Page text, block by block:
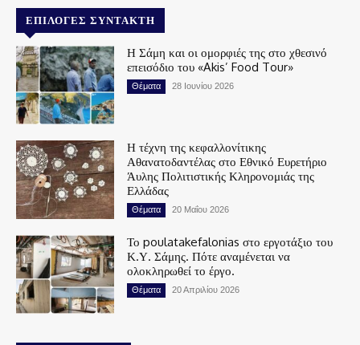
ΕΠΙΛΟΓΈΣ ΣΥΝΤΆΚΤΗ
Η Σάμη και οι ομορφιές της στο χθεσινό
επεισόδιο του «Akis’ Food Tour»
Θέματα 28 Ιουνίου 2026
Η τέχνη της κεφαλλονίτικης
Αθανατοδαντέλας στο Εθνικό Ευρετήριο
Άυλης Πολιτιστικής Κληρονομιάς της
Ελλάδας
Θέματα 20 Μαΐου 2026
Το poulatakefalonias στο εργοτάξιο του
Κ.Υ. Σάμης. Πότε αναμένεται να
ολοκληρωθεί το έργο.
Θέματα 20 Απριλίου 2026